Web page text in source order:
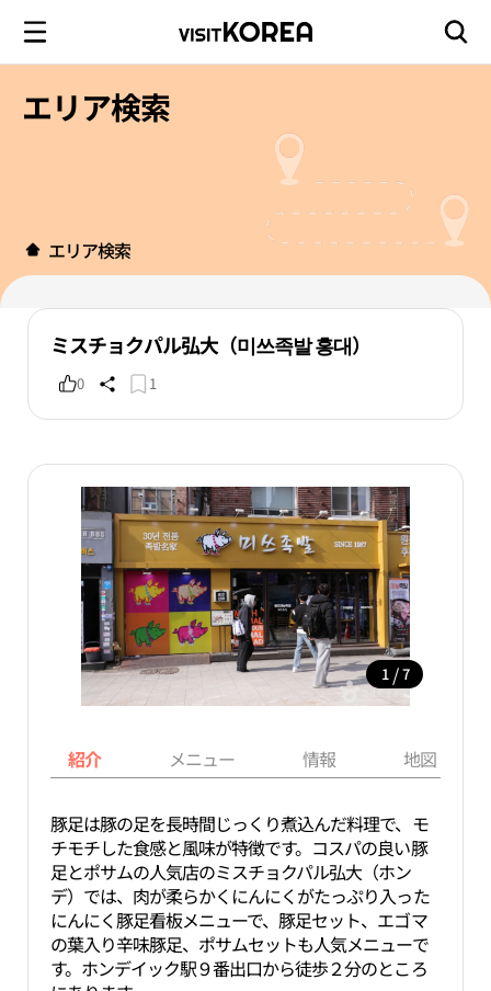
エリア検索
エリア検索
ミスチョクパル弘大（미쓰족발 홍대）
0 1
1 / 7
紹介 メニュー 情報 地図
豚足は豚の足を長時間じっくり煮込んだ料理で、モ
チモチした食感と風味が特徴です。コスパの良い豚
足とポサムの人気店のミスチョクパル弘大（ホン
デ）では、肉が柔らかくにんにくがたっぷり入った
にんにく豚足看板メニューで、豚足セット、エゴマ
の葉入り辛味豚足、ポサムセットも人気メニューで
す。ホンデイック駅９番出口から徒歩２分のところ